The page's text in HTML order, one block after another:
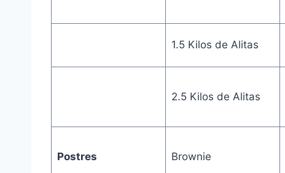
1.5 Kilos de Alitas
2.5 Kilos de Alitas
Postres Brownie